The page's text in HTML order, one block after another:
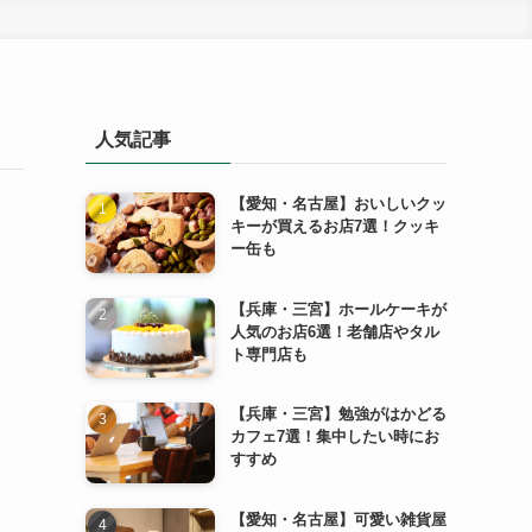
人気記事
【愛知・名古屋】おいしいクッ
キーが買えるお店7選！クッキ
ー缶も
【兵庫・三宮】ホールケーキが
人気のお店6選！老舗店やタル
ト専門店も
【兵庫・三宮】勉強がはかどる
カフェ7選！集中したい時にお
すすめ
【愛知・名古屋】可愛い雑貨屋